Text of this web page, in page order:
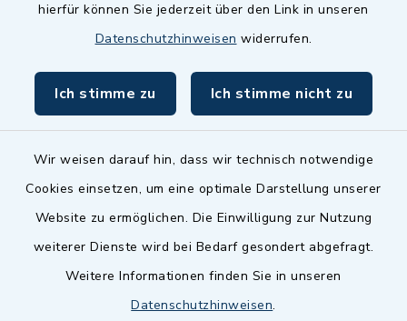
hierfür können Sie jederzeit über den Link in unseren
Datenschutzhinweisen widerrufen.
Ich stimme zu Ich stimme nicht zu
Wir weisen darauf hin, dass wir technisch notwendige
Cookies einsetzen, um eine optimale Darstellung unserer
Website zu ermöglichen. Die Einwilligung zur Nutzung
weiterer Dienste wird bei Bedarf gesondert abgefragt.
Weitere Informationen finden Sie in unseren
Datenschutzhinweisen.
Dillenberggruppe
inixmedia GmbH
Barrierefreiheit